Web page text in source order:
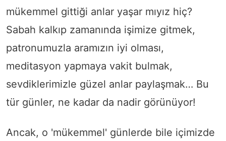
mükemmel gittiği anlar yaşar mıyız hiç?
Sabah kalkıp zamanında işimize gitmek,
patronumuzla aramızın iyi olması,
meditasyon yapmaya vakit bulmak,
sevdiklerimizle güzel anlar paylaşmak… Bu
tür günler, ne kadar da nadir görünüyor!
Ancak, o 'mükemmel' günlerde bile içimizde